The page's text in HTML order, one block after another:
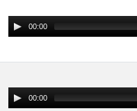
00:00
00:00